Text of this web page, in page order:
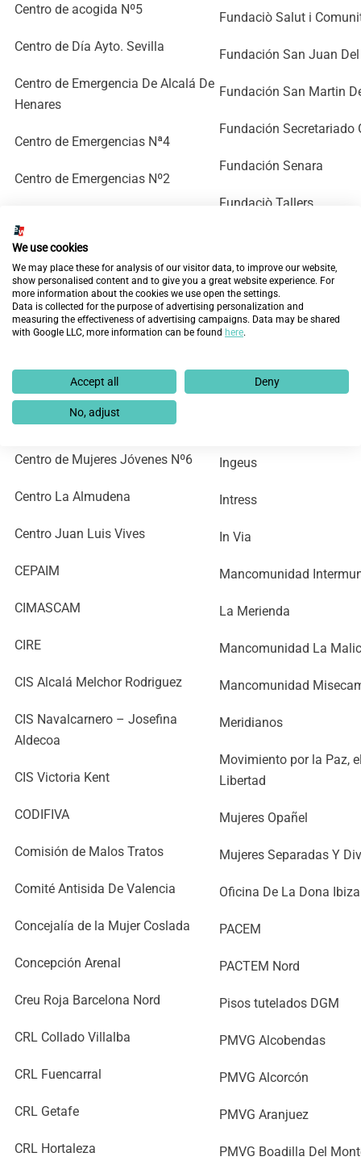
Centro de acogida Nº5
Centro de Día Ayto. Sevilla
Centro de Emergencia De Alcalá De
Henares
Centro de Emergencias Nª4
Centro de Emergencias Nº2
Campo
Centro de La Mujer Castellón
Centro de La Mujer Guadalajara
Centro de Mujeres Jóvenes Nº 3
Centro Integral De Guadalajara
Centro de Mujeres Jóvenes Nº6
Centro La Almudena
Centro Juan Luis Vives
CEPAIM
CIMASCAM
CIRE
CIS Alcalá Melchor Rodriguez
CIS Navalcarnero – Josefina
Aldecoa
CIS Victoria Kent
CODIFIVA
Comisión de Malos Tratos
Comité Antisida De Valencia
Concejalía de la Mujer Coslada
Concepción Arenal
Creu Roja Barcelona Nord
CRL Collado Villalba
CRL Fuencarral
CRL Getafe
CRL Hortaleza
Fundaciò Salut i
Fundación San Juan
Fundación San Martin
Fundación Secretariado
Fundación Senara
Fundaciò Tallers
Grameimpuls
Hermanas Oblatas
Hijas De La Caridad
Ingeus
Intress
In Via
Mancomunidad
La Merienda
Mancomunidad La
Mancomunidad
Meridianos
Movimiento por la Paz,
Libertad
Mujeres Opañel
Mujeres Separadas Y
Oficina De La Dona Ibiza
PACEM
PACTEM Nord
Pisos tutelados DGM
PMVG Alcobendas
PMVG Alcorcón
PMVG Aranjuez
PMVG Boadilla Del
We use cookies
We may place these for analysis of our visitor data, to improve our website,
show personalised content and to give you a great website experience. For
more information about the cookies we use open the settings.
Data is collected for the purpose of advertising personalization and
measuring the effectiveness of advertising campaigns. Data may be shared
with Google LLC, more information can be found here.
Accept all Deny
No, adjust